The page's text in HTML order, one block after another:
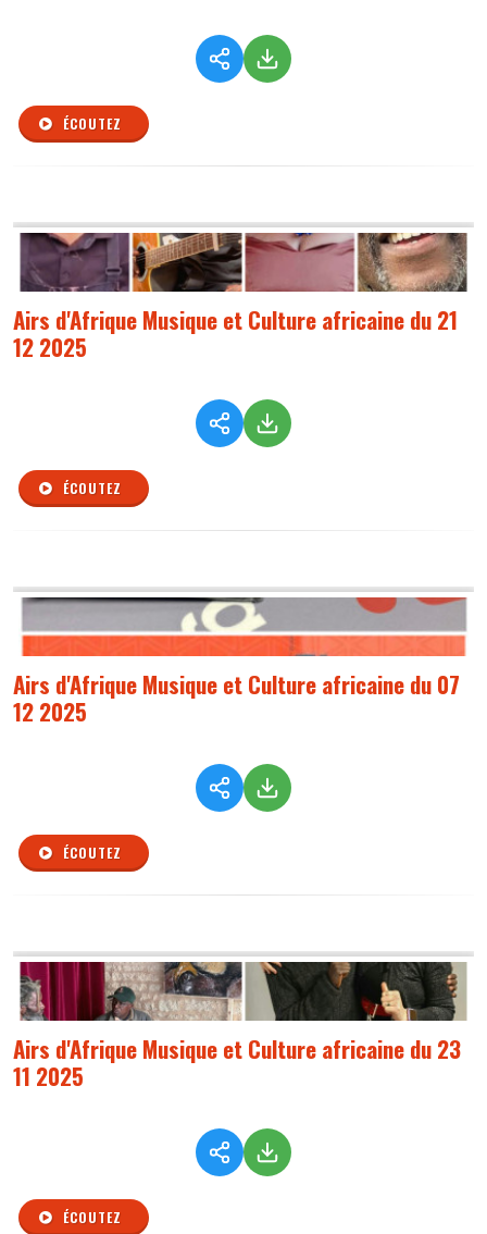
ÉCOUTEZ
Airs d'Afrique Musique et Culture africaine du 21
12 2025
ÉCOUTEZ
Airs d'Afrique Musique et Culture africaine du 07
12 2025
ÉCOUTEZ
Airs d'Afrique Musique et Culture africaine du 23
11 2025
ÉCOUTEZ